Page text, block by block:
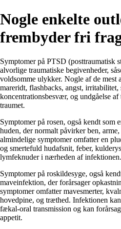
Nogle enkelte
frembyder fri
Symptomer på PTSD (posttraumatisk
alvorlige traumatiske begivenheder,
voldsomme ulykker. Nogle af de mest
mareridt, flashbacks, angst, irritabilitet,
koncentrationsbesvær, og undgåelse
traumet.
Symptomer på rosen, også kendt som
huden, der normalt påvirker ben,
almindelige symptomer omfatter en
og smertefuld hudafsnit, feber,
lymfeknuder i nærheden af infektionen.
Symptomer på roskildesyge, også
maveinfektion, der forårsager
symptomer omfatter mavesmerter,
hovedpine, og træthed. Infektionen
fækal-oral transmission og kan
appetit.